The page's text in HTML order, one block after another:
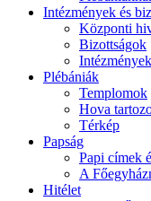
Intézmények és
Központi
Bizottságok
Intézmények
Plébániák
Templomok
Hova
Térkép
Papság
Papi címek
A
Hitélet